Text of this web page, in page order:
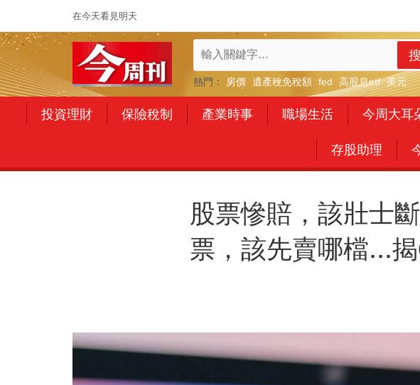
在今天看見明天
熱門： 房價 遺產稅免稅額 fed 高股息etf 美元
投資理財 保險稅制 產業時事 職場生活 今周大耳
存股助理
股票慘賠，該壯士
票，該先賣哪檔...